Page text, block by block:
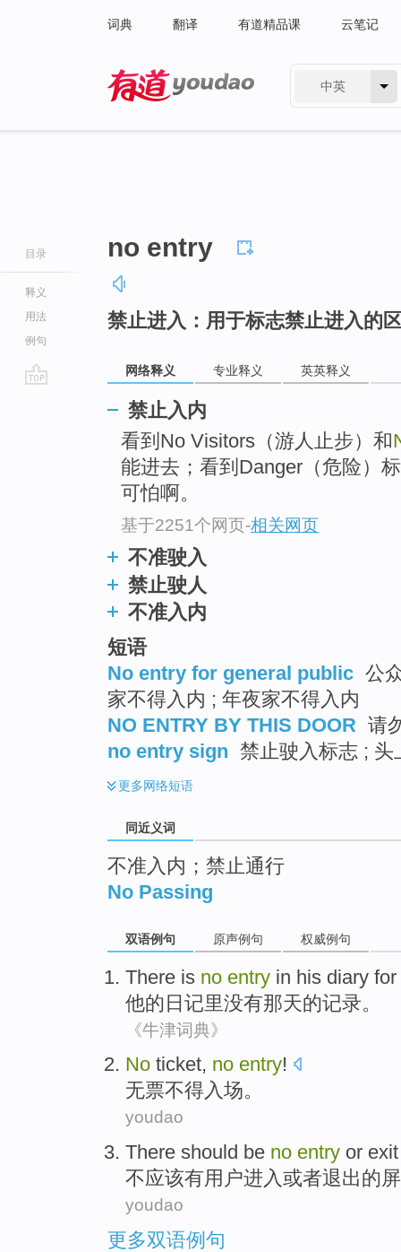
词典 翻译 有道精品课 云笔记
中英
目录
释义
用法
例句
no entry
禁止进入：用于标志禁止进入的
网络释义 专业释义 英英释义
禁止入内
看到No Visitors（游人止步）和
能进去；看到Danger（危险）
可怕啊。
基于2251个网页-相关网页
不准驶入
禁止驶人
不准入内
短语
No entry for general public 公
家不得入内 ; 年夜家不得入内
NO ENTRY BY THIS DOOR 请
no entry sign 禁止驶入标志 ;
更多网络短语
同近义词
不准入内；禁止通行
No Passing
双语例句 原声例句 权威例句
There is no entry in his diary for
他的 日记里没有那天的记录。
《牛津词典》
No ticket, no entry!
无票不得入场。
youdao
There should be no entry or exit
不应该有用户进入或者退出的
youdao
更多双语例句